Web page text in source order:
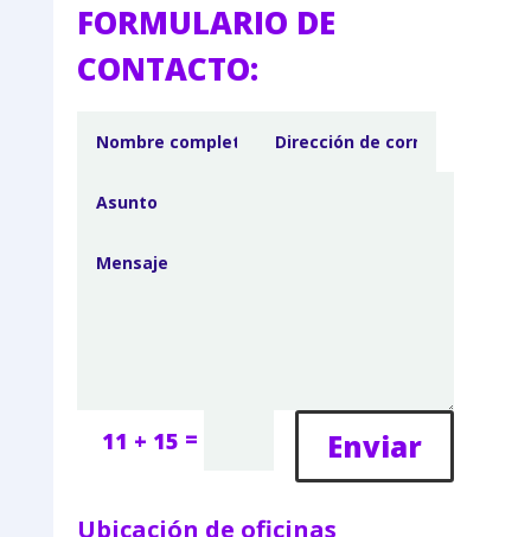
FORMULARIO DE
CONTACTO:
11 + 15 = Enviar
Ubicación de oficinas